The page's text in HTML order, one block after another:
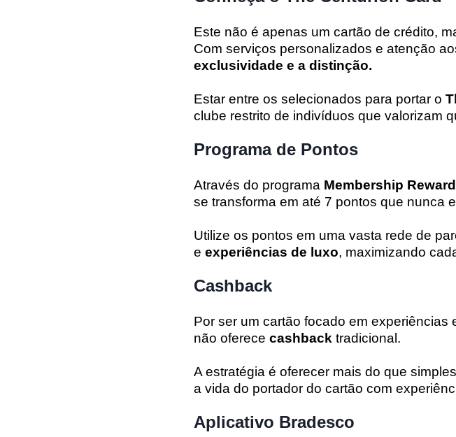
Este não é apenas um cartão de crédito,
Com serviços personalizados e atenção
exclusividade e a distinção.
Estar entre os selecionados para portar o
clube restrito de indivíduos que valorizam
Programa de Pontos
Através do programa Membership
se transforma em até 7 pontos que nunca
Utilize os pontos em uma vasta rede de
e experiências de luxo, maximizando
Cashback
Por ser um cartão focado em
não oferece cashback tradicional.
A estratégia é oferecer mais do que
a vida do portador do cartão com
Aplicativo Bradesco